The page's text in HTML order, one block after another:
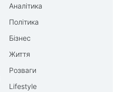
Аналітика
Політика
Бізнес
Життя
Розваги
Lifestyle